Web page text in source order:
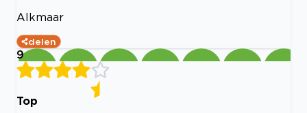
Alkmaar
delen
9
Top